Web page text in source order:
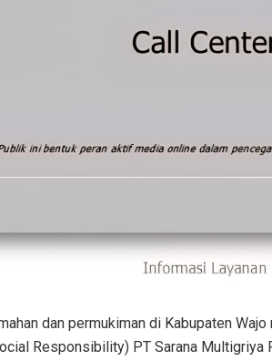
dan permukiman di Kabupaten
Responsibility) PT Sarana Multigriya